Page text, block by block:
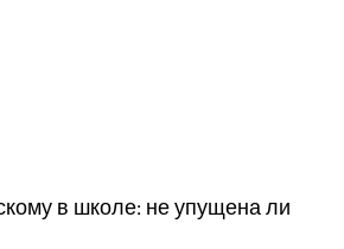
в школе: не упущена ли